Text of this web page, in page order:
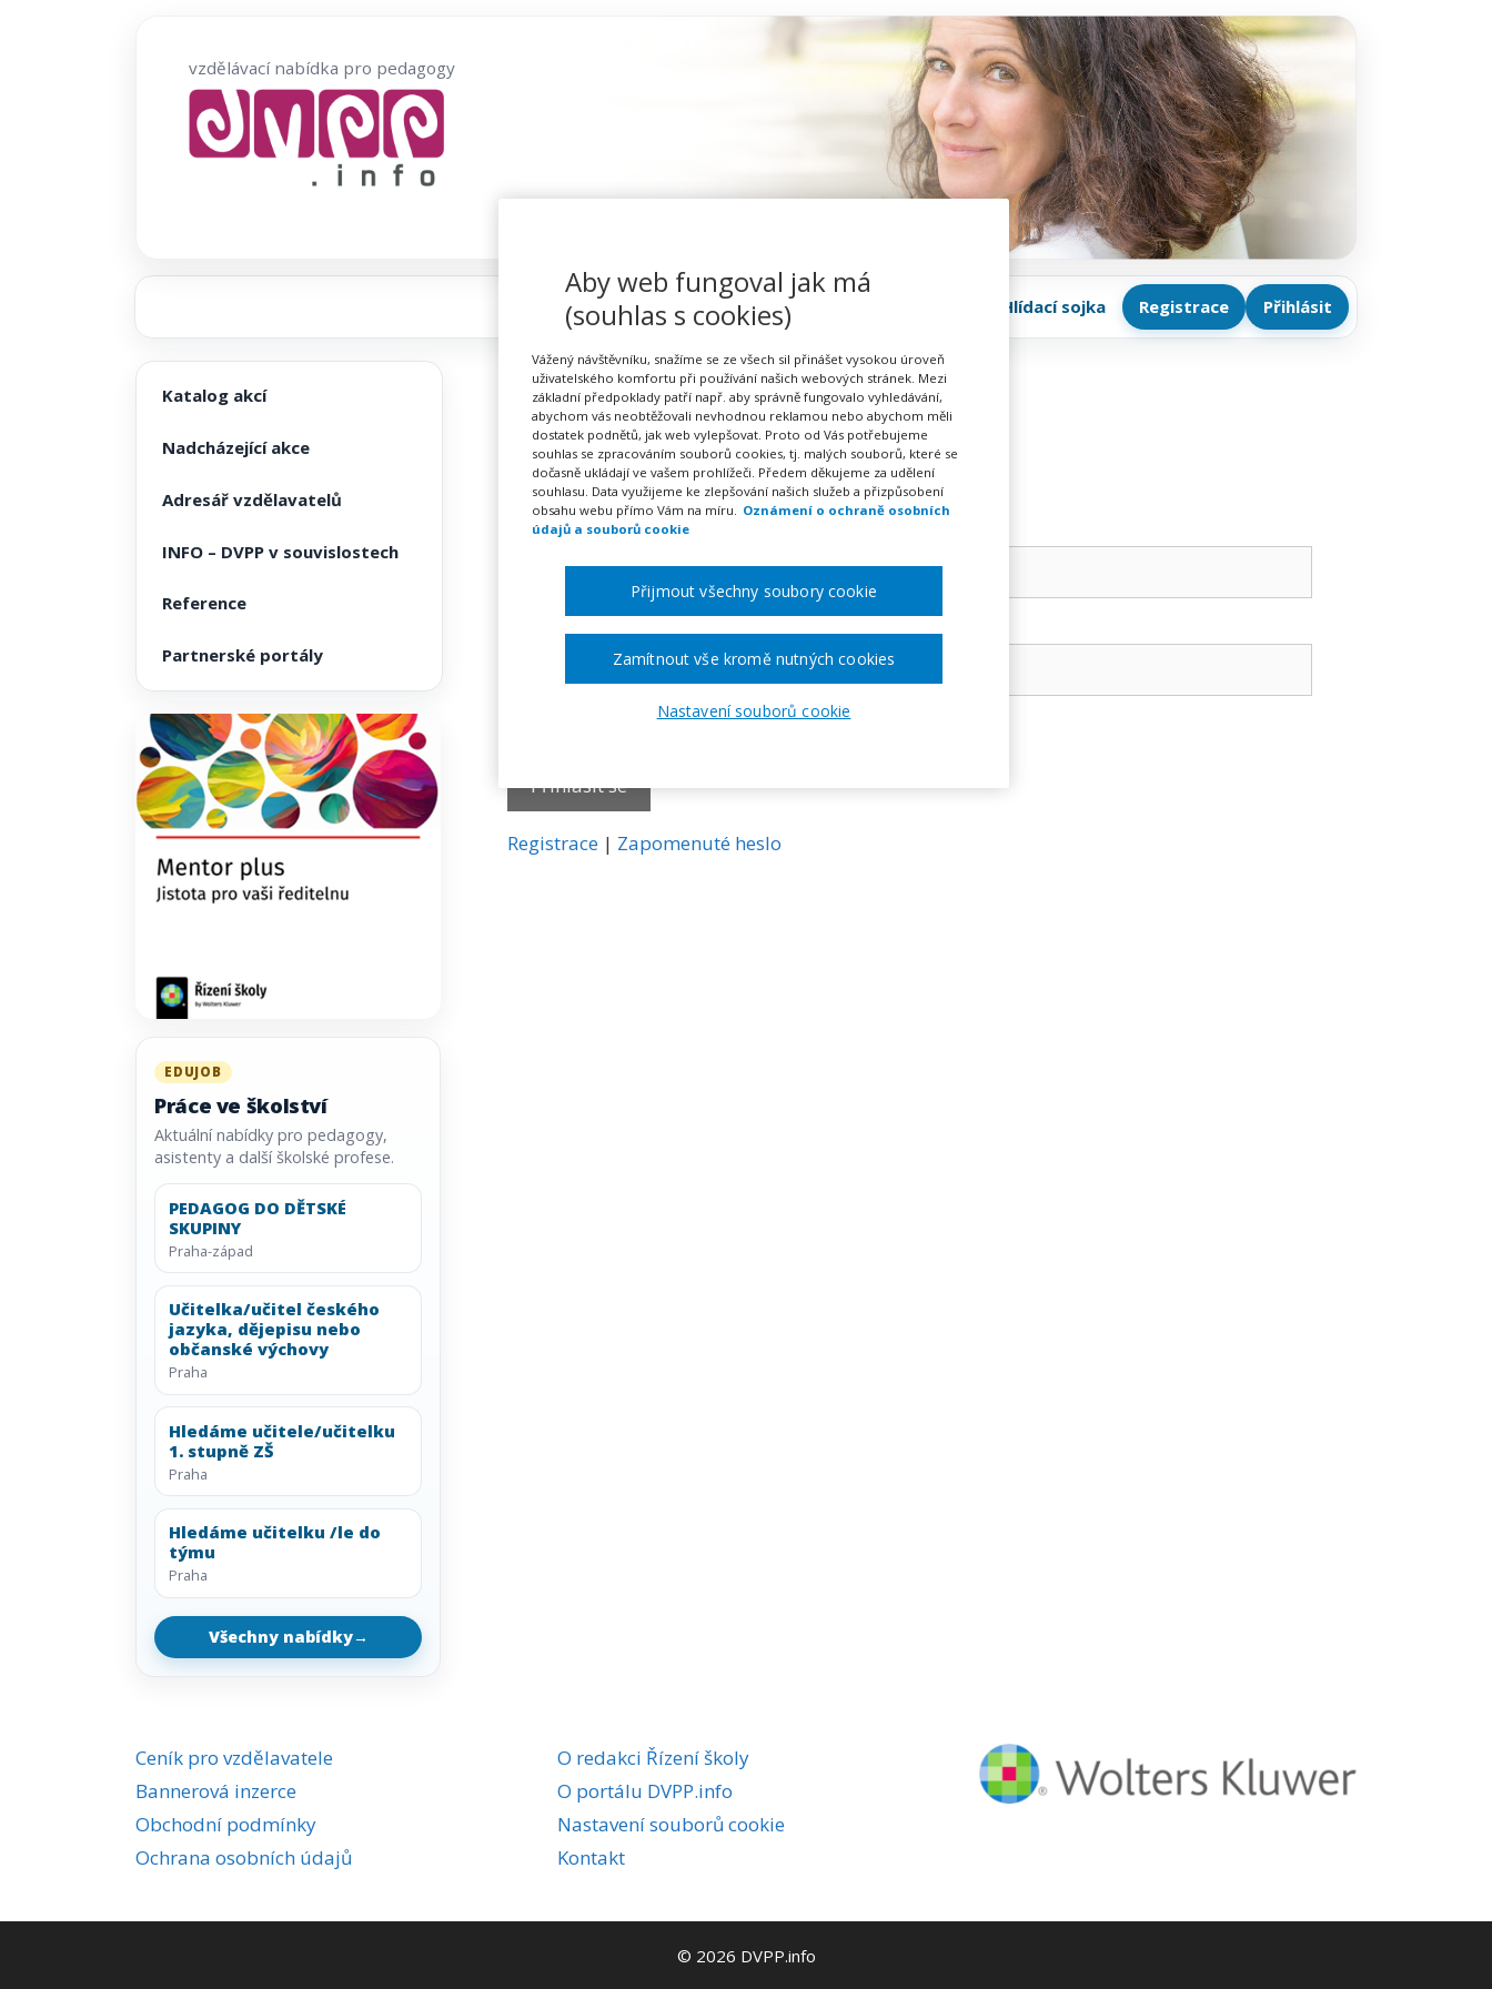
vzdělávací nabídka pro pedagogy
Hlídací sojka Registrace Přihlásit
Přihlásit se
E-mail
Pamatovat si mě
A
Registrace | Zapomenuté heslo
Katalog akcí
Nadcházející akce
Adresář vzdělavatelů
INFO – DVPP v souvislostech
Reference
Partnerské portály
EDUJOB
Práce ve školství
Aktuální nabídky pro pedagogy,
asistenty a další školské profese.
PEDAGOG DO DĚTSKÉ
SKUPINY
Praha-západ
Učitelka/učitel českého
jazyka, dějepisu nebo
občanské výchovy
Praha
Hledáme učitele/učitelku
1. stupně ZŠ
Praha
Hledáme učitelku /le do
týmu
Praha
Všechny nabídky→
Ceník pro vzdělavatele
Bannerová inzerce
Obchodní podmínky
Ochrana osobních údajů
O redakci Řízení školy
O portálu DVPP.info
Nastavení souborů cookie
Kontakt
© 2026 DVPP.info
Aby web fungoval jak má
(souhlas s cookies)
Vážený návštěvníku, snažíme se ze všech sil přinášet vysokou úroveň
uživatelského komfortu při používání našich webových stránek. Mezi
základní předpoklady patří např. aby správně fungovalo vyhledávání,
abychom vás neobtěžovali nevhodnou reklamou nebo abychom měli
dostatek podnětů, jak web vylepšovat. Proto od Vás potřebujeme
souhlas se zpracováním souborů cookies, tj. malých souborů, které se
dočasně ukládají ve vašem prohlížeči. Předem děkujeme za udělení
souhlasu. Data využijeme ke zlepšování našich služeb a přizpůsobení
obsahu webu přímo Vám na míru. Oznámení o ochraně osobních
údajů a souborů cookie
Nastavení souborů cookie
Zamítnout vše kromě nutných cookies
Přijmout všechny soubory cookie